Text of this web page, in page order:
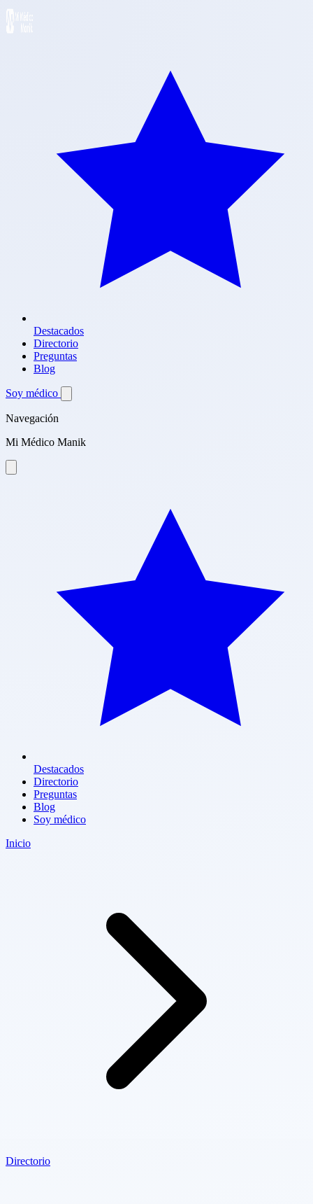
Destacados
Directorio
Preguntas
Blog
Soy médico
Navegación
Mi Médico Manik
Destacados
Directorio
Preguntas
Blog
Soy médico
Inicio
Directorio